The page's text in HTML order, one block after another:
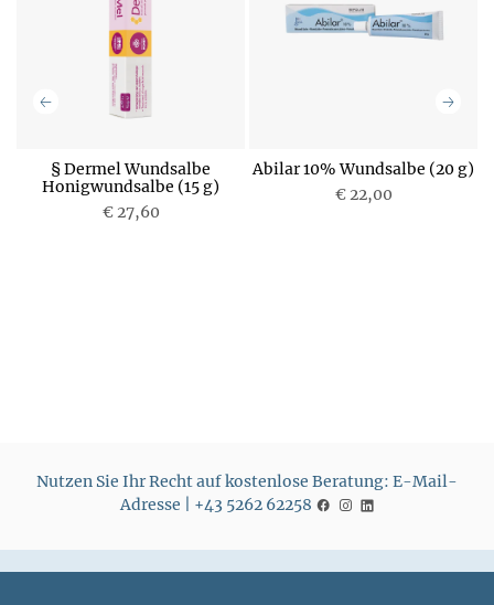
§ Dermel Wundsalbe
Honigwundsalbe (15 g)
€ 27,60
Abilar 10% Wundsalbe (20 g)
€ 22,00
Nutzen Sie Ihr Recht auf kostenlose Beratung: E-Mail-
Adresse | +43 5262 62258